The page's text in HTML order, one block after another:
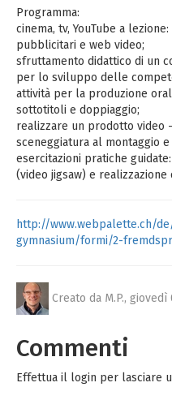
Programma:
cinema, tv, YouTube a
pubblicitari e web video;
sfruttamento didattico di un
per lo sviluppo delle
attività per la produzione
sottotitoli e doppiaggio;
realizzare un prodotto video
sceneggiatura al montaggio
esercitazioni pratiche
(video jigsaw) e realizzazione
http://www.webpalette.ch/
gymnasium/formi/2-
Creato da M.P., giovedì
Commenti
Effettua il login per lasciare